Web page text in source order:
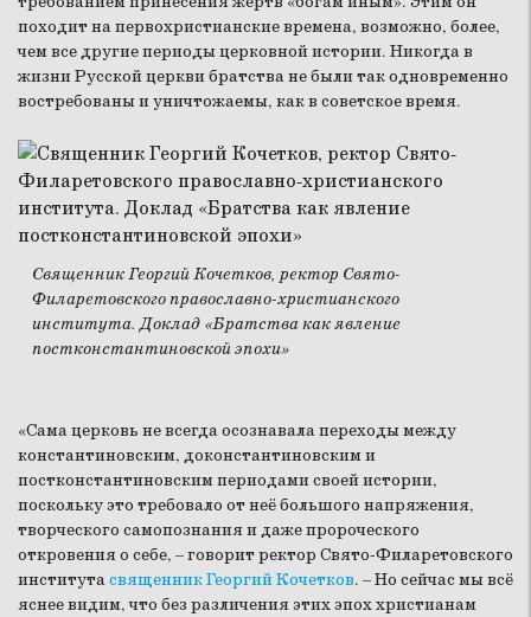
походит на первохристианские времена, возможно, более,
чем все другие периоды церковной истории. Никогда в
жизни Русской церкви братства не были так одновременно
востребованы и уничтожаемы, как в советское время.
Священник Георгий Кочетков, ректор Свято-
Филаретовского православно-христианского
института. Доклад «Братства как явление
постконстантиновской эпохи»
«Сама церковь не всегда осознавала переходы между
константиновским, доконстантиновским и
постконстантиновским периодами своей истории,
поскольку это требовало от неё большого напряжения,
творческого самопознания и даже пророческого
откровения о себе, – говорит ректор Свято-Филаретовского
институтасвященник Георгий Кочетков. – Но сейчас мы всё
яснее видим, что без различения этих эпох христианам